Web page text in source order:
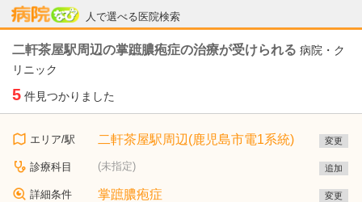
人で選べる医院検索
病院なび
二軒茶屋駅周辺の掌蹠膿疱症の治療が受けられる 病院・ク
リニック
5 件見つかりました
エリア/駅 二軒茶屋駅周辺(鹿児島市電1系統) 変更
診療科目 (未指定) 追加
詳細条件 掌蹠膿疱症 変更